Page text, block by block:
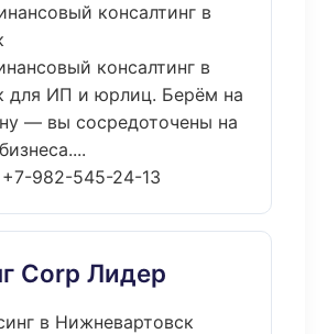
консалтинг в
консалтинг в
для ИП и юрлиц. Берём на
— вы сосредоточены на
+7-982-545-24-13
Corp Лидер
в Нижневартовск